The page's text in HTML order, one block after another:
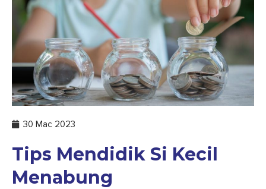
30 Mac 2023
Tips Mendidik Si Kecil
Menabung